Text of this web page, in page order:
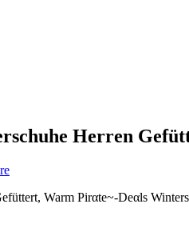
Herren
Warm Pirαtе~-Dеαls